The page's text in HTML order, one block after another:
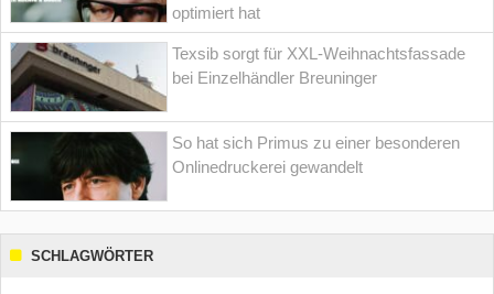
optimiert hat
Texsib sorgt für XXL-Weihnachtsfassade
bei Einzelhändler Breuninger
So hat sich Primus zu einer besonderen
Onlinedruckerei gewandelt
SCHLAGWÖRTER